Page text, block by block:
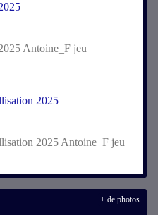
Antoine_F jeu
2025
2025 Antoine_F jeu
+ de photos